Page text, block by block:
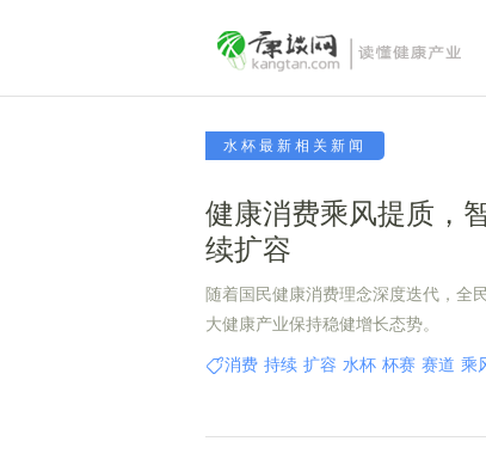
水杯最新相关新闻
健康消费乘风提质，
续扩容
随着国民健康消费理念深度迭代，全
大健康产业保持稳健增长态势。
消费 持续 扩容 水杯 杯赛 赛道 乘